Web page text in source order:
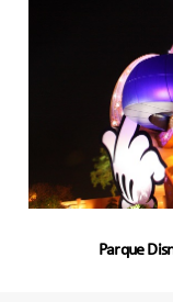
Parque